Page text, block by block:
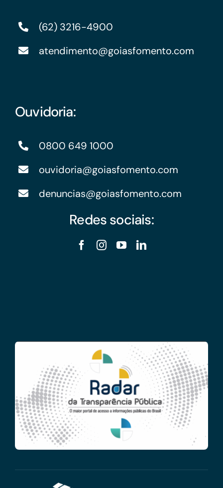
(62) 3216-4900
atendimento@goiasfomento.com
Ouvidoria:
0800 649 1000
ouvidoria@goiasfomento.com
denuncias@goiasfomento.com
Redes sociais: